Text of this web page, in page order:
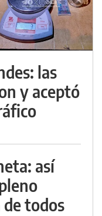
las
y aceptó
así
todos